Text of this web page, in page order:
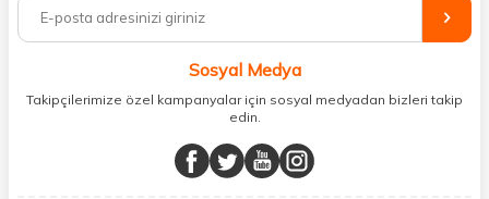
%100 orijinal kozmetik ve sağlık ürünleriyle güzelliğinizi tamamlayabilir,
vücudunuzu desteklemek için güvenilir takviye edici gıdalara
minerallere kadar binlerce ürünü uygun fiyat ve hızlı kargo avantajıyla
sunuyoruz.
buluşturuyor ve online alışveriş deneyiminizi en iyi hale getiriyoruz.
Sağlık, güzellik ve iyi yaşam için aradığınız her şey burada!
Sosyal Medya
Takipçilerimize özel kampanyalar için sosyal medyadan bizleri takip
edin.